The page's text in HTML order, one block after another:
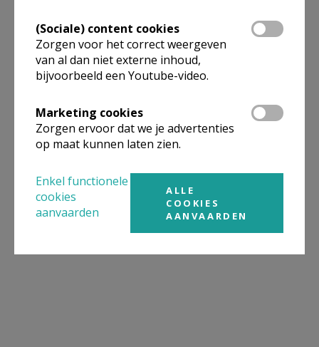
(Sociale) content cookies
Zorgen voor het correct weergeven
van al dan niet externe inhoud,
bijvoorbeeld een Youtube-video.
Marketing cookies
Zorgen ervoor dat we je advertenties
op maat kunnen laten zien.
Enkel functionele
cookies
aanvaarden
ALLE
COOKIES
AANVAARDEN